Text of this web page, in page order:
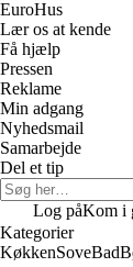
EuroHus
Lær os at kende
Få hjælp
Pressen
Reklame
Min adgang
Nyhedsmail
Samarbejde
Del et tip
Log påKom i
Kategorier
KøkkenSoveBad